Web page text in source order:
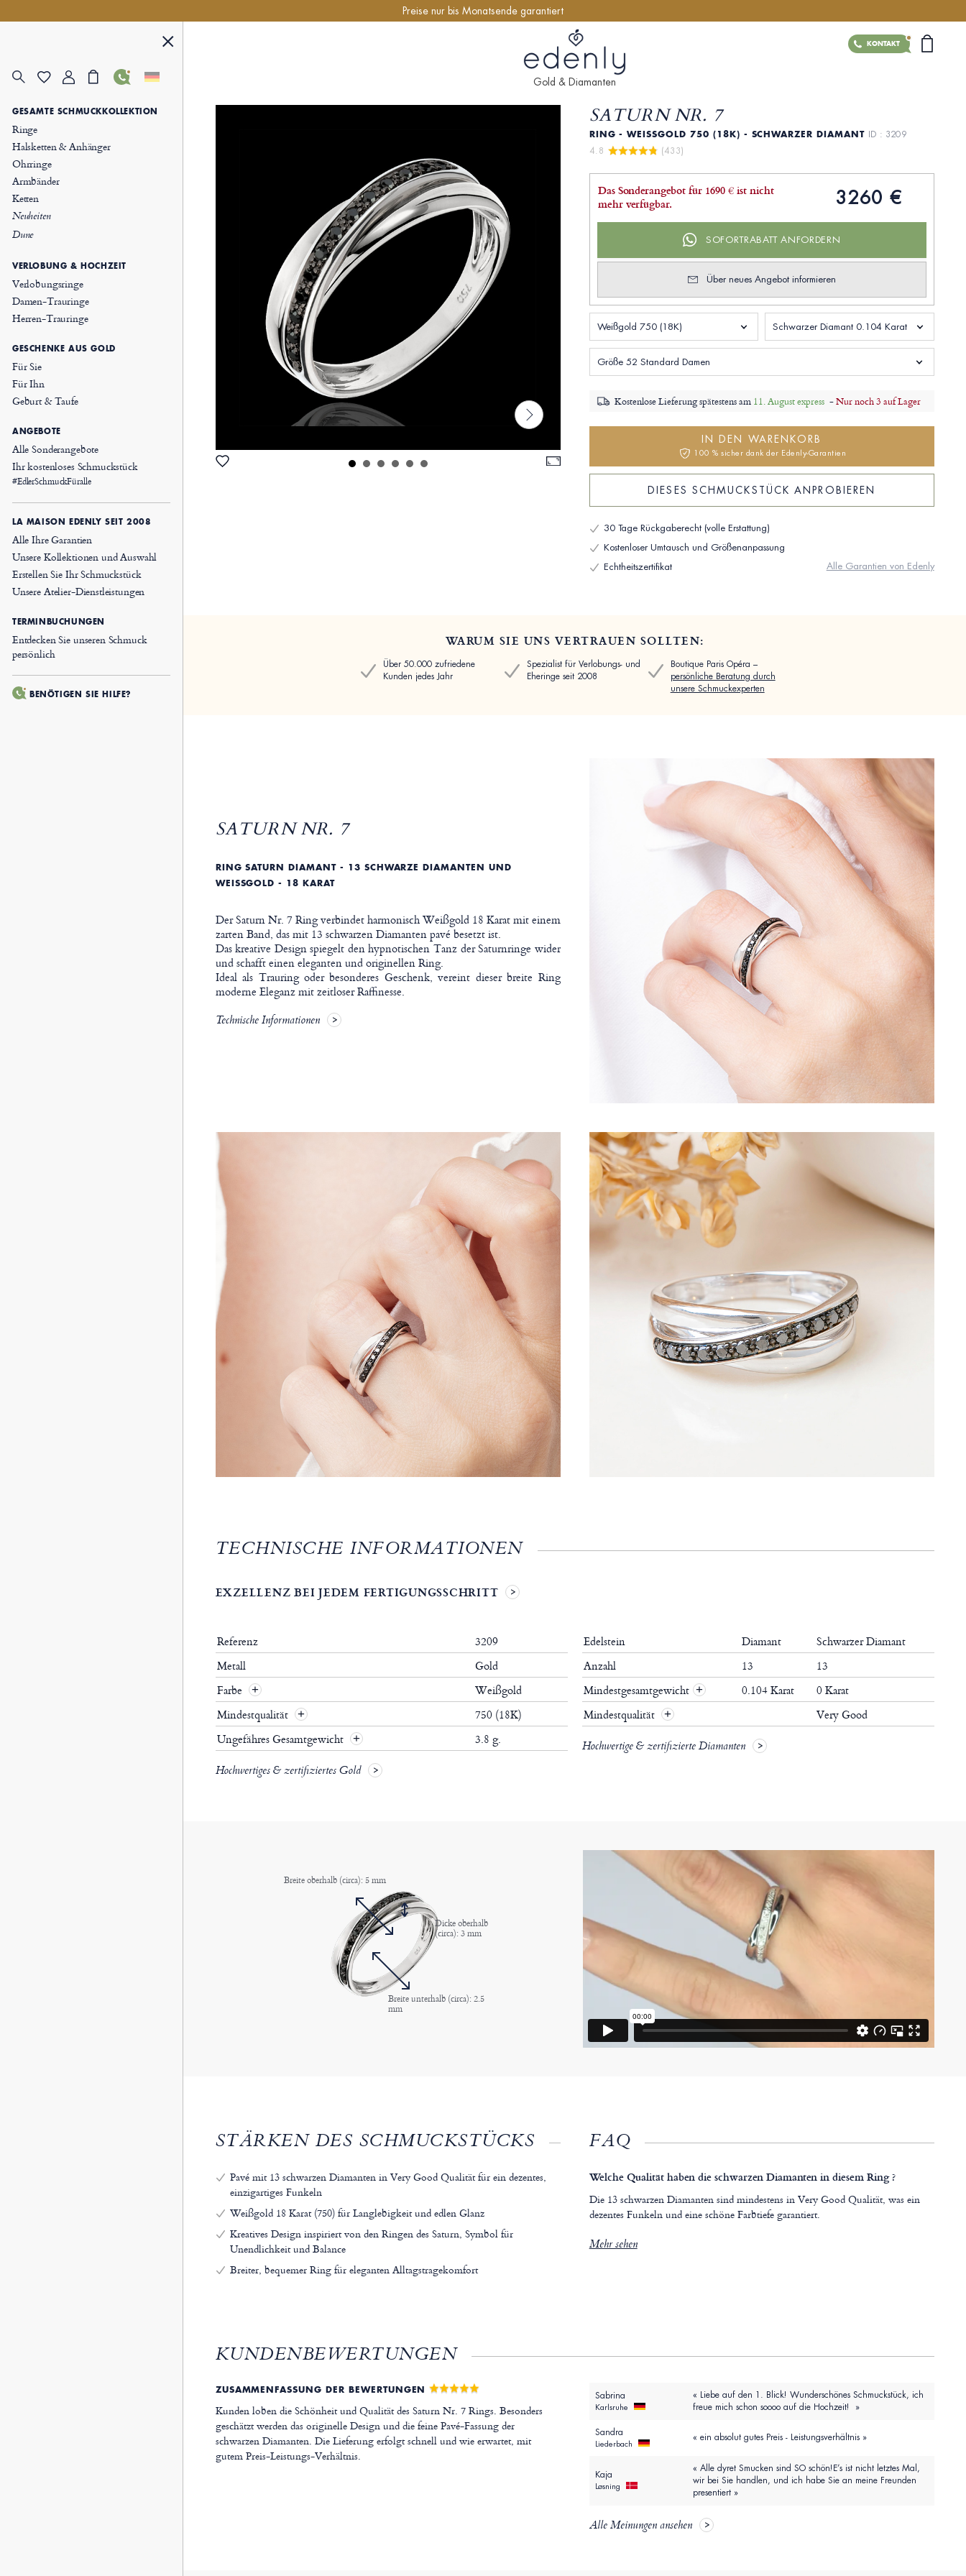
GESAMTE SCHMUCKKOLLEKTION
Ringe
Halsketten & Anhänger
Ohrringe
Armbänder
Ketten
Neuheiten
Dune
VERLOBUNG & HOCHZEIT
Verlobungsringe
Damen-Trauringe
Herren-Trauringe
GESCHENKE AUS GOLD
Für Sie
Für Ihn
Geburt & Taufe
ANGEBOTE
Alle Sonderangebote
Ihr kostenloses Schmuckstück
#EdlerSchmuckFüralle
LA MAISON EDENLY SEIT 2008
Alle Ihre Garantien
Unsere Kollektionen und Auswahl
Erstellen Sie Ihr Schmuckstück
Unsere Atelier-Dienstleistungen
TERMINBUCHUNGEN
Entdecken Sie unseren Schmuck
persönlich
BENÖTIGEN SIE HILFE?
Preise nur bis Monatsende garantiert
KONTAKT
Gold & Diamanten
SATURN NR. 7
RING - WEISSGOLD 750 (18K) - SCHWARZER DIAMANT ID : 3209
4.8
(433)
Das Sonderangebot für 1690 € ist nicht
mehr verfügbar.
3260 €
SOFORTRABATT ANFORDERN
Über neues Angebot informieren
Weißgold 750 (18K) Schwarzer Diamant 0.104 Karat
Größe 52 Standard Damen
Kostenlose Lieferung spätestens am 11. August express -Nur noch 3 auf Lager
IN DEN WARENKORB
100 % sicher dank der Edenly-Garantien
DIESES SCHMUCKSTÜCK ANPROBIEREN
30 Tage Rückgaberecht (volle Erstattung)
Kostenloser Umtausch und Größenanpassung
Echtheitszertifikat
Alle Garantien von Edenly
WARUM SIE UNS VERTRAUEN SOLLTEN:
Über 50.000 zufriedene
Kunden jedes Jahr
Spezialist für Verlobungs- und
Eheringe seit 2008
Boutique Paris Opéra –
persönliche Beratung durch
unsere Schmuckexperten
SATURN NR. 7
RING SATURN DIAMANT - 13 SCHWARZE DIAMANTEN UND
WEISSGOLD - 18 KARAT
Der Saturn Nr. 7 Ring verbindet harmonisch Weißgold 18 Karat mit einem
zarten Band, das mit 13 schwarzen Diamanten pavé besetzt ist.
Das kreative Design spiegelt den hypnotischen Tanz der Saturnringe wider
und schafft einen eleganten und originellen Ring.
Ideal als Trauring oder besonderes Geschenk, vereint dieser breite Ring
moderne Eleganz mit zeitloser Raffinesse.
Technische Informationen
TECHNISCHE INFORMATIONEN
EXZELLENZ BEI JEDEM FERTIGUNGSSCHRITT
Referenz
3209
Metall
Gold
Farbe
Weißgold
Mindestqualität
750 (18K)
Ungefähres Gesamtgewicht
3.8 g.
Hochwertiges & zertifiziertes Gold
Edelstein Diamant
Schwarzer Diamant
Anzahl
13
13
Mindestgesamtgewicht + 0.104 Karat
0 Karat
Mindestqualität
+ Very Good
Hochwertige & zertifizierte Diamanten
Breite oberhalb (circa): 5 mm
Dicke oberhalb
(circa): 3 mm
Breite unterhalb (circa): 2.5
mm
STÄRKEN DES SCHMUCKSTÜCKS
Pavé mit 13 schwarzen Diamanten in Very Good Qualität für ein dezentes,
einzigartiges Funkeln
Weißgold 18 Karat (750) für Langlebigkeit und edlen Glanz
Kreatives Design inspiriert von den Ringen des Saturn, Symbol für
Unendlichkeit und Balance
Breiter, bequemer Ring für eleganten Alltagstragekomfort
FAQ
Welche Qualität haben die schwarzen Diamanten in diesem Ring ?
Die 13 schwarzen Diamanten sind mindestens in Very Good Qualität, was ein
dezentes Funkeln und eine schöne Farbtiefe garantiert.
Mehr sehen
KUNDENBEWERTUNGEN
ZUSAMMENFASSUNG DER BEWERTUNGEN
Kunden loben die Schönheit und Qualität des Saturn Nr. 7 Rings. Besonders
geschätzt werden das originelle Design und die feine Pavé-Fassung der
schwarzen Diamanten. Die Lieferung erfolgt schnell und wie erwartet, mit
gutem Preis-Leistungs-Verhältnis.
Sabrina
Karlsruhe
« Liebe auf den 1. Blick! Wunderschönes Schmuckstück, ich
freue mich schon soooo auf die Hochzeit! »
Sandra
Liederbach
« ein absolut gutes Preis - Leistungsverhältnis »
Kaja
Løsning
« Alle dyret Smucken sind SO schön!E’s ist nicht letztes Mal,
wir bei Sie handlen, und ich habe Sie an meine Freunden
presentiert »
Alle Meinungen ansehen